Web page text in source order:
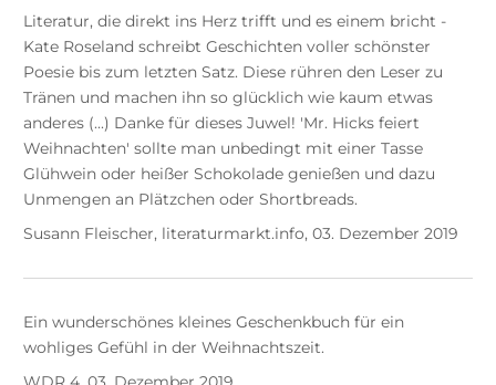
Literatur, die direkt ins Herz trifft und es einem bricht -
Kate Roseland schreibt Geschichten voller schönster
Poesie bis zum letzten Satz. Diese rühren den Leser zu
Tränen und machen ihn so glücklich wie kaum etwas
anderes (...) Danke für dieses Juwel! 'Mr. Hicks feiert
Weihnachten' sollte man unbedingt mit einer Tasse
Glühwein oder heißer Schokolade genießen und dazu
Unmengen an Plätzchen oder Shortbreads.
Susann Fleischer, literaturmarkt.info, 03. Dezember 2019
Ein wunderschönes kleines Geschenkbuch für ein
wohliges Gefühl in der Weihnachtszeit.